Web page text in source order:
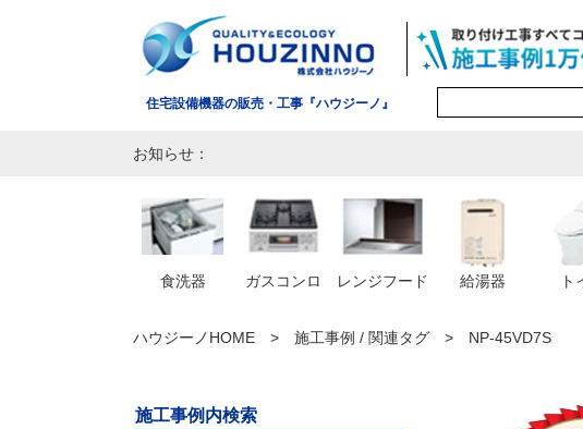
住宅設備機器の販売・工事『ハウジーノ』
お知らせ：
食洗器 ガスコンロ レンジフード 給湯器 ト
ハウジーノHOME 施工事例 / 関連タグ NP-45VD7S
施工事例内検索